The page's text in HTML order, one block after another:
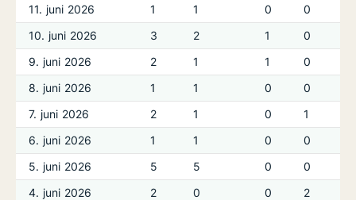
11. juni 2026
1 1 0
0
10. juni 2026
3 2 1
0
9. juni 2026
2 1 1
0
8. juni 2026
1 1 0
0
7. juni 2026
2 1 0
1
6. juni 2026
1 1 0
0
5. juni 2026
5 5 0
0
4. juni 2026
2 0 0
2